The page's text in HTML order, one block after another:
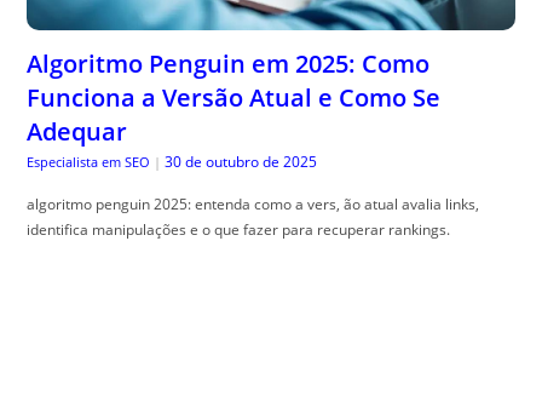
Algoritmo Penguin em 2025: Como
Funciona a Versão Atual e Como Se
Adequar
Especialista em SEO | 30 de outubro de 2025
algoritmo penguin 2025: entenda como a vers, ão atual avalia links,
identifica manipulações e o que fazer para recuperar rankings.